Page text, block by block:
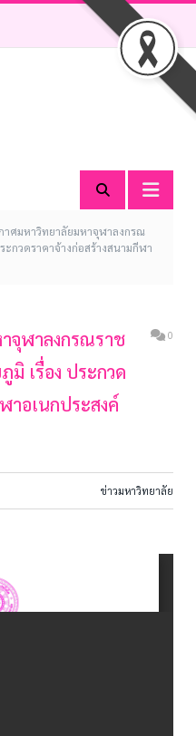
าศมหาวิทยาลัยมหาจุฬาลงกรณ
กวดราคาจ้างก่อสร้างสนามกีฬา
จุฬาลงกรณราช
มิ เรื่อง ประกวด
าอเนกประสงค์
0
ข่าวมหาวิทยาลัย